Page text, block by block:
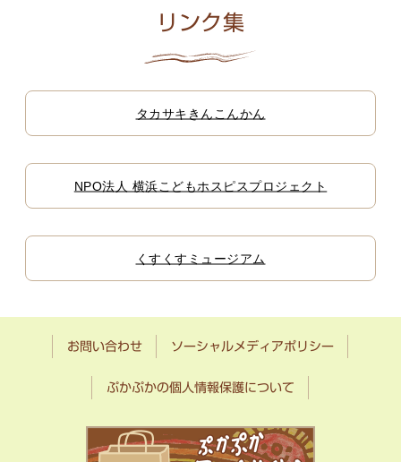
リンク集
タカサキきんこんかん
NPO法人 横浜こどもホスピスプロジェクト
くすくすミュージアム
お問い合わせ ソーシャルメディアポリシー
ぷかぷかの個人情報保護について